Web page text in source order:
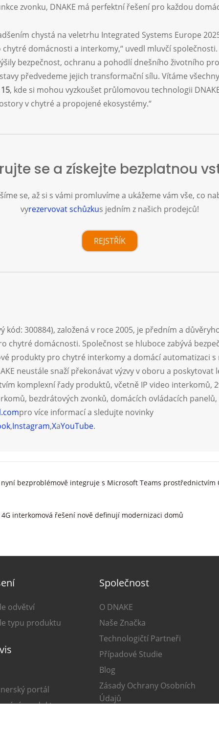
zvonku, DNAKE má perfektní řešení pro každou
chystá na veletrhu Integrated Systems Europe
domácnosti a interkomy,“ uvedl mluvčí
bezpečnost, ochranu a pohodlí dnešního životního
předvedeme jejich transformační sílu. Vítáme
, kde si mohou vyzkoušet průlomovou technologii
v chytré a propojené ekosystémy.“
se a získejte bezplatnou
se, až si s vámi promluvíme a ukážeme vám vše, co
vyrezervovat schůzkus jedním z našich prodejců!
REJSTŘÍK
kód: 300884), založená v roce 2005, je předním a
chytré domácnosti. Společnost se hluboce zabývá
produkty pro chytré interkomy a domácí automatizaci
neustále snaží překonávat výzvy v oboru a poskytovat
komplexní řady produktů, včetně IP video interkomů,
bezdrátových zvonků, domácích ovládacích
pro více informací a sledujte novinky
,Instagram,XaYouTube.
nyní bezproblémově integruje s Microsoft Teams prostřednictvím
interkomová řešení nově definují modernizaci domů
odvětví
typu produktu
portál
produktu
Společnost
O DNAKE
Naše Značka
Technologičtí Partneři
Případové Studie
Blog
Zásady Ochrany Osobních
Údajů